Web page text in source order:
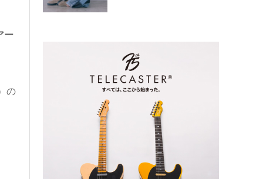
ー
の